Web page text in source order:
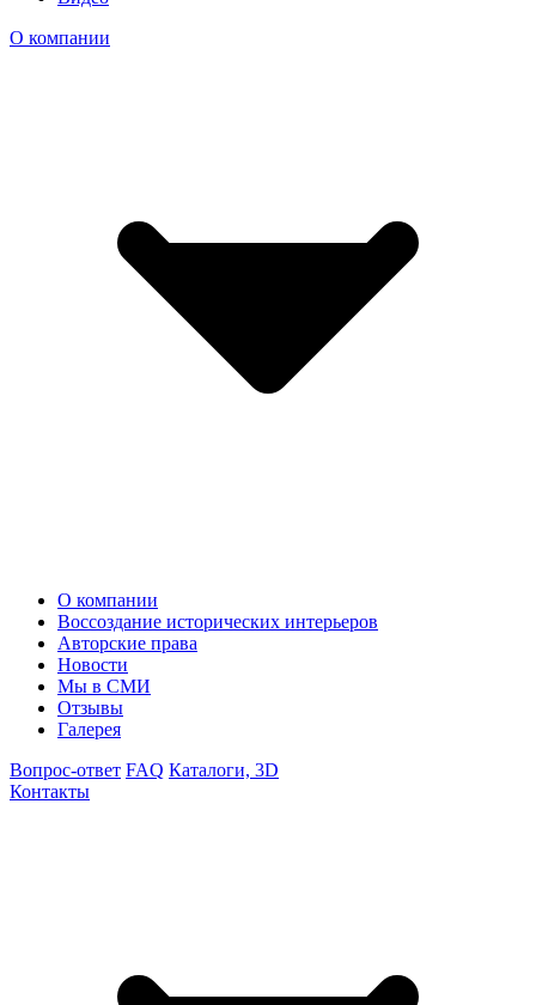
О компании
О компании
Воссоздание исторических интерьеров
Авторские права
Новости
Мы в СМИ
Отзывы
Галерея
Вопрос-ответ FAQ Каталоги, 3D
Контакты